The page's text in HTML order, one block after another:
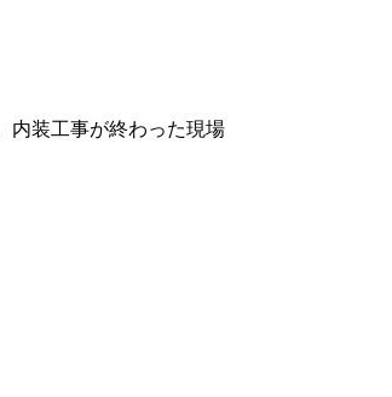
内装工事が終わった現場